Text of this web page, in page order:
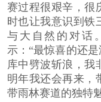
赛过程很艰辛，很
时也让我意识到铁
与大自然的对话
示：“最惊喜的还
库中劈波斩浪，我
明年我还会再来，
带雨林赛道的独特